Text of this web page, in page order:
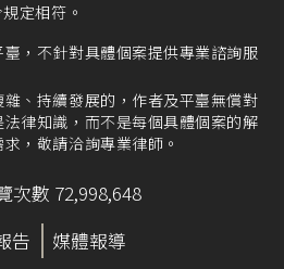
定相符。
，不針對具體個案提供專業諮詢服
、持續發展的，作者及平臺無償對
律知識，而不是每個具體個案的解
，敬請洽詢專業律師。
次數 72,998,648
告
媒體報導